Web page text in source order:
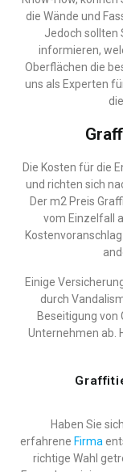
die Wände und
Jedoch sollten
informieren,
Oberflächen die
uns als Experten
Die Kosten für die
und richten sich
Der m2 Preis
vom Einzelfall
Einige
durch
Beseitigung von
Unternehmen ab.
Haben Sie
erfahrene Firma
richtige Wahl